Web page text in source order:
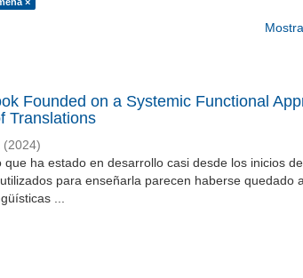
Founded on a Systemic Functional
Translations
(2024)
ha estado en desarrollo casi desde los inicios
para enseñarla parecen haberse quedado
...